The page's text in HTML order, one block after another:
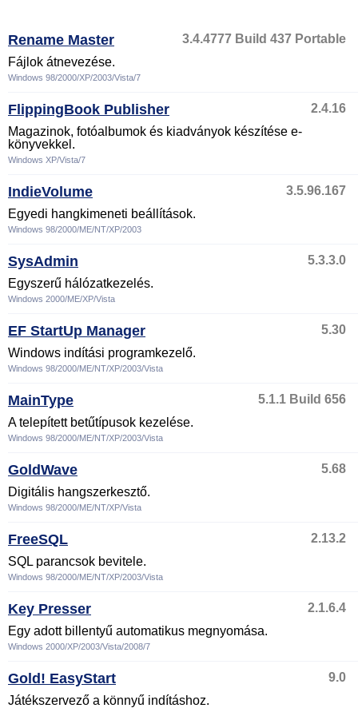
Rename Master
3.4.4777 Build 437 Portable
Fájlok átnevezése.
Windows 98/2000/XP/2003/Vista/7
FlippingBook Publisher
2.4.16
Magazinok, fotóalbumok és kiadványok készítése e-
könyvekkel.
Windows XP/Vista/7
IndieVolume
3.5.96.167
Egyedi hangkimeneti beállítások.
Windows 98/2000/ME/NT/XP/2003
SysAdmin
5.3.3.0
Egyszerű hálózatkezelés.
Windows 2000/ME/XP/Vista
EF StartUp Manager
5.30
Windows indítási programkezelő.
Windows 98/2000/ME/NT/XP/2003/Vista
MainType
5.1.1 Build 656
A telepített betűtípusok kezelése.
Windows 98/2000/ME/NT/XP/2003/Vista
GoldWave
5.68
Digitális hangszerkesztő.
Windows 98/2000/ME/NT/XP/Vista
FreeSQL
2.13.2
SQL parancsok bevitele.
Windows 98/2000/ME/NT/XP/2003/Vista
Key Presser
2.1.6.4
Egy adott billentyű automatikus megnyomása.
Windows 2000/XP/2003/Vista/2008/7
Gold! EasyStart
9.0
Játékszervező a könnyű indításhoz.